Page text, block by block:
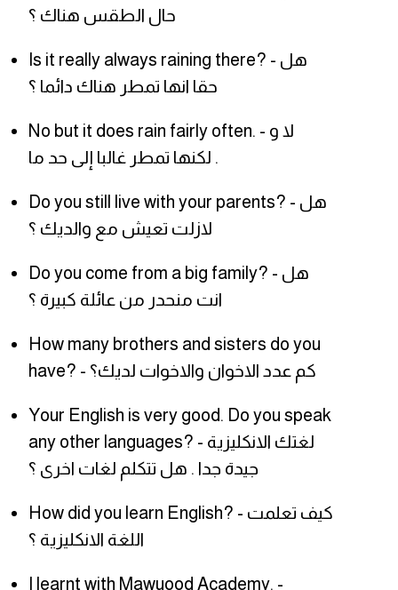
حال الطقس هناك ؟
Is it really always raining there? - هل
حقا انها تمطر هناك دائما ؟
No but it does rain fairly often. - لا و
لكنها تمطر غالبا إلى حد ما .
Do you still live with your parents? - هل
لازلت تعيش مع والديك ؟
Do you come from a big family? - هل
انت منحدر من عائلة كبيرة ؟
How many brothers and sisters do you
have? - كم عدد الاخوان والاخوات لديك؟
Your English is very good. Do you speak
any other languages? - لغتك الانكليزية
جيدة جدا . هل تتكلم لغات اخرى ؟
How did you learn English? - كيف تعلمت
اللغة الانكليزية ؟
I learnt with Mawuood Academy. -